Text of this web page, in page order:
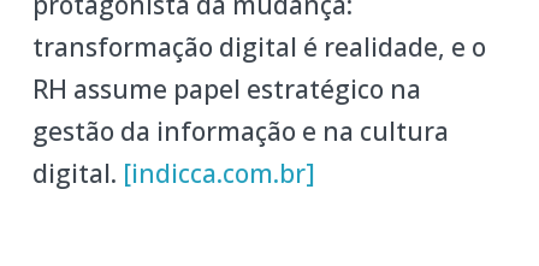
transformação digital é realidade, e o
RH assume papel estratégico na
gestão da informação e na cultura
digital. [indicca.com.br]